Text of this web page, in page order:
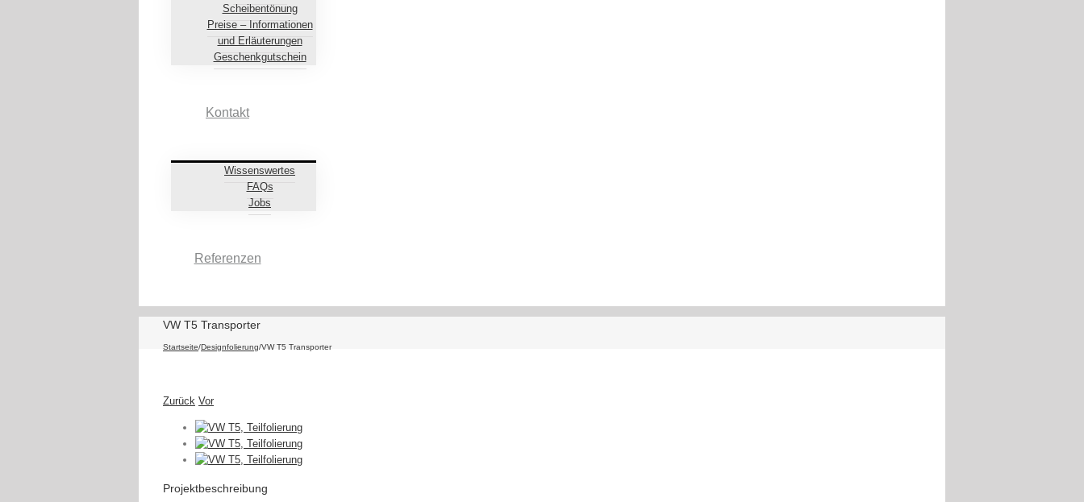
Scheibentönung
Preise – Informationen
und Erläuterungen
Geschenkgutschein
Kontakt
Wissenswertes
FAQs
Jobs
Referenzen
VW T5 Transporter
Startseite/Designfolierung/VW T5 Transporter
Zurück Vor
Projektbeschreibung